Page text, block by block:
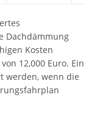
Dachdämmung
Kosten
12,000 Euro. Ein
werden, wenn die